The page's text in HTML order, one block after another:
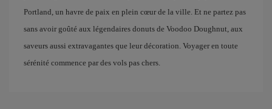
Portland, un havre de paix en plein cœur de la ville. Et ne partez pas
sans avoir goûté aux légendaires donuts de Voodoo Doughnut, aux
saveurs aussi extravagantes que leur décoration. Voyager en toute
sérénité commence par des vols pas chers.